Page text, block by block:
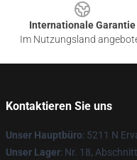
Internationale Garantie
Im Nutzungsland
Kontaktieren Sie uns
Unser Hauptbüro: 5211 N
Unser Lager: Nr. 18,